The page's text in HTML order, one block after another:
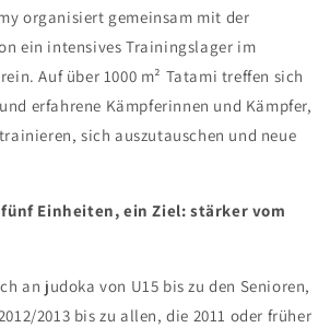
organisiert gemeinsam mit der
ein intensives Trainingslager im
Auf über 1000 m² Tatami treffen sich
erfahrene Kämpferinnen und Kämpfer,
sich auszutauschen und neue
fünf Einheiten, ein Ziel: stärker vom
an judoka von U15 bis zu den Senioren,
2013 bis zu allen, die 2011 oder früher